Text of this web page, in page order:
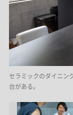
セラミックのダイニン
台がある。